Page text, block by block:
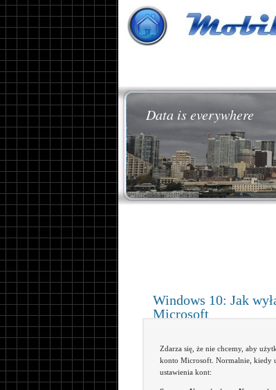
Data is everywhere
Windows 10: Jak
Microsoft
Zdarza się, że nie chcemy, aby
konto Microsoft. Normalnie, kiedy
ustawienia kont: